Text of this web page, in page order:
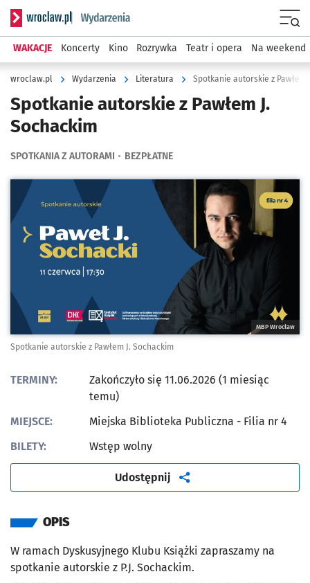
Serwis informacyjny wroclaw.pl podserwis: Wydarzenia
WAKACJE Koncerty Kino Rozrywka Teatr i opera Na weekend
wroclaw.pl Wydarzenia Literatura Spotkanie autorskie z Pawłem
Spotkanie autorskie z Pawłem J.
Sochackim
SPOTKANIA Z AUTORAMI BEZPŁATNE
Kliknij, aby powiększyć
MBP Wrocław
Spotkanie autorskie z Pawłem J. Sochackim
TERMINY:
Zakończyło się 11.06.2026 (1 miesiąc
temu)
MIEJSCE:
Miejska Biblioteka Publiczna - Filia nr 4
BILETY:
Wstęp wolny
Udostępnij artykuł
OPIS
W ramach Dyskusyjnego Klubu Książki zapraszamy na
spotkanie autorskie z P.J. Sochackim.